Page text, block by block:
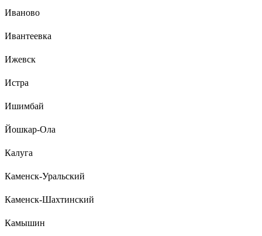
Иваново
Ивантеевка
Ижевск
Истра
Ишимбай
Йошкар-Ола
Калуга
Каменск-Уральский
Каменск-Шахтинский
Камышин